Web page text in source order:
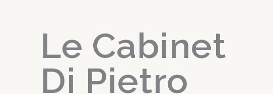
Le Cabinet
Di Pietro